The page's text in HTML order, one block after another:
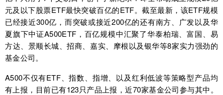
元及以下股票ETF最快突破百亿的ETF‌。截至最新，该ETF规模
已经接近300亿，而突破或接近200亿的还有南方、广发以及华
夏旗下中证A500ETF，百亿规模中汇聚了华泰柏瑞、富国、易
方达、景顺长城、招商、嘉实、摩根以及银华等8家实力强劲的
基金公司。
A500不仅有ETF、指数、指增、以及红利低波等策略型产品均
有上报，目前已有123只产品上报，近70家基金公司参与其中。